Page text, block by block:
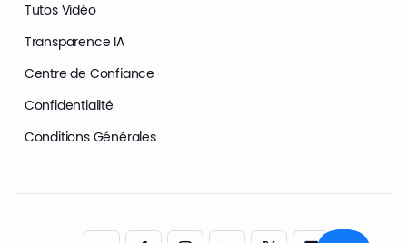
Tutos Vidéo
Transparence IA
Centre de Confiance
Confidentialité
Conditions Générales